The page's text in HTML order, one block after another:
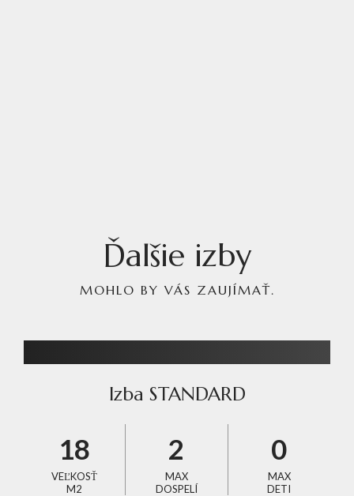
Ďalšie izby
MOHLO BY VÁS ZAUJÍMAŤ.
Izba STANDARD
18
VEĽKOSŤ
M2
2
MAX
DOSPELÍ
0
MAX
DETI